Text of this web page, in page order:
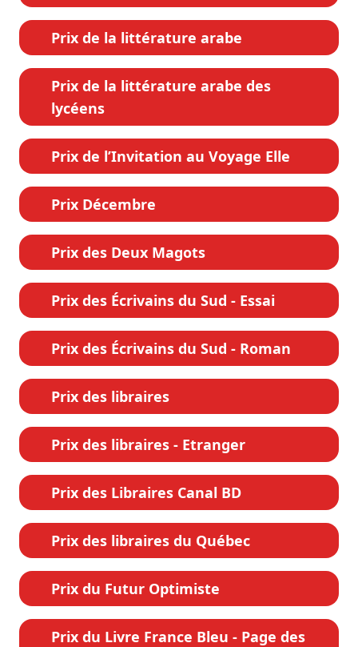
Prix de la littérature arabe
Prix de la littérature arabe des
lycéens
Prix de l’Invitation au Voyage Elle
Prix Décembre
Prix des Deux Magots
Prix des Écrivains du Sud - Essai
Prix des Écrivains du Sud - Roman
Prix des libraires
Prix des libraires - Etranger
Prix des Libraires Canal BD
Prix des libraires du Québec
Prix du Futur Optimiste
Prix du Livre France Bleu - Page des